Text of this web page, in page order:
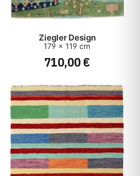
Ziegler Design
179 x 119 cm
710,00 €